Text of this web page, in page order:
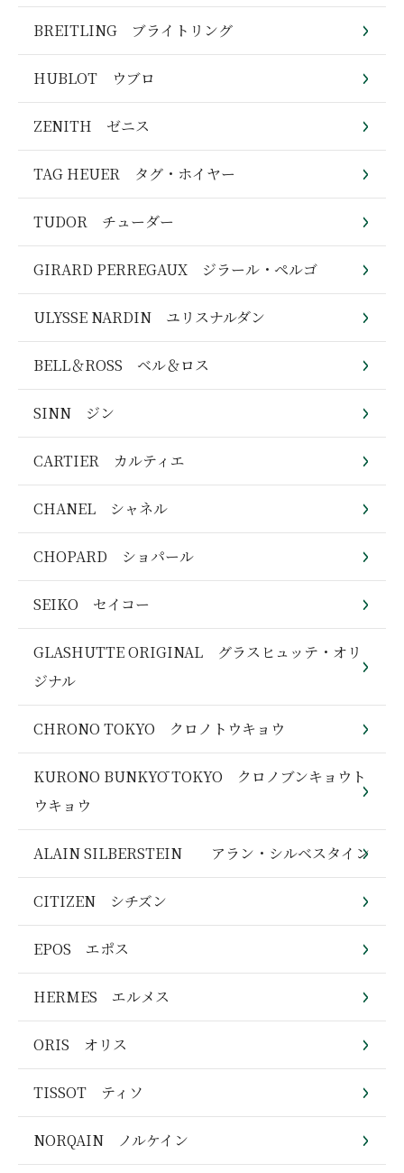
BREITLING ブライトリング
HUBLOT ウブロ
ZENITH ゼニス
TAG HEUER タグ・ホイヤー
TUDOR チューダー
GIRARD PERREGAUX ジラール・ペルゴ
ULYSSE NARDIN ユリスナルダン
BELL＆ROSS ベル＆ロス
SINN ジン
CARTIER カルティエ
CHANEL シャネル
CHOPARD ショパール
SEIKO セイコー
GLASHUTTE ORIGINAL グラスヒュッテ・オリ
ジナル
CHRONO TOKYO クロノトウキョウ
KURONO BUNKYŌ TOKYO クロノブンキョウト
ウキョウ
ALAIN SILBERSTEIN アラン・シルベスタイン
CITIZEN シチズン
EPOS エポス
HERMES エルメス
ORIS オリス
TISSOT ティソ
NORQAIN ノルケイン